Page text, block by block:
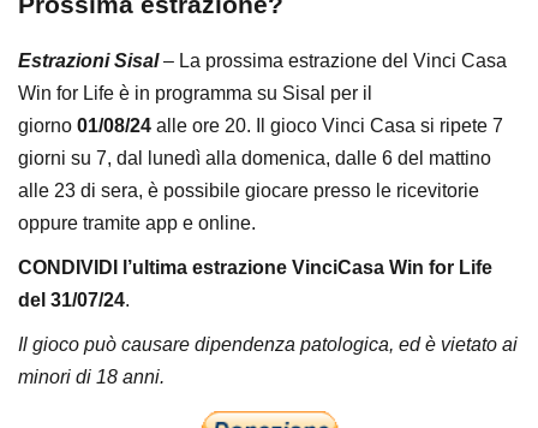
Estrazioni Sisal– La prossima estrazione del Vinci Casa
Win for Life è in programma su Sisal per il
giorno 01/08/24 alle ore 20. Il gioco Vinci Casa si ripete 7
giorni su 7, dal lunedì alla domenica, dalle 6 del mattino
alle 23 di sera, è possibile giocare presso le ricevitorie
oppure tramite app e online.
CONDIVIDI l’ultima estrazione VinciCasa Win for Life
del 31/07/24.
Il gioco può causare dipendenza patologica, ed è vietato ai
minori di 18 anni.